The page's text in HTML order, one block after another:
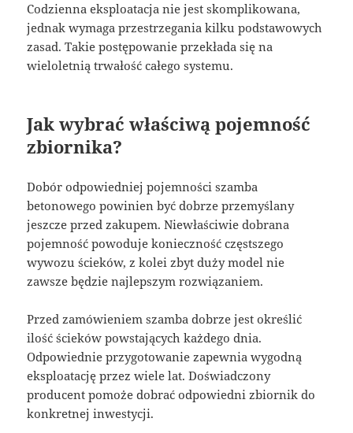
Codzienna eksploatacja nie jest skomplikowana,
jednak wymaga przestrzegania kilku podstawowych
zasad. Takie postępowanie przekłada się na
wieloletnią trwałość całego systemu.
Jak wybrać właściwą pojemność
zbiornika?
Dobór odpowiedniej pojemności szamba
betonowego powinien być dobrze przemyślany
jeszcze przed zakupem. Niewłaściwie dobrana
pojemność powoduje konieczność częstszego
wywozu ścieków, z kolei zbyt duży model nie
zawsze będzie najlepszym rozwiązaniem.
Przed zamówieniem szamba dobrze jest określić
ilość ścieków powstających każdego dnia.
Odpowiednie przygotowanie zapewnia wygodną
eksploatację przez wiele lat. Doświadczony
producent pomoże dobrać odpowiedni zbiornik do
konkretnej inwestycji.